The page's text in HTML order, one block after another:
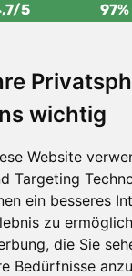
wichtig
Website
Targeting
ein besseres
zu
die Sie
Bedürfnisse
5 97%
Tag und
für Bestellungen
Umtausch und
Bestellung jederzeit
umtauschen.
Trees.org
pflanzen wir einen